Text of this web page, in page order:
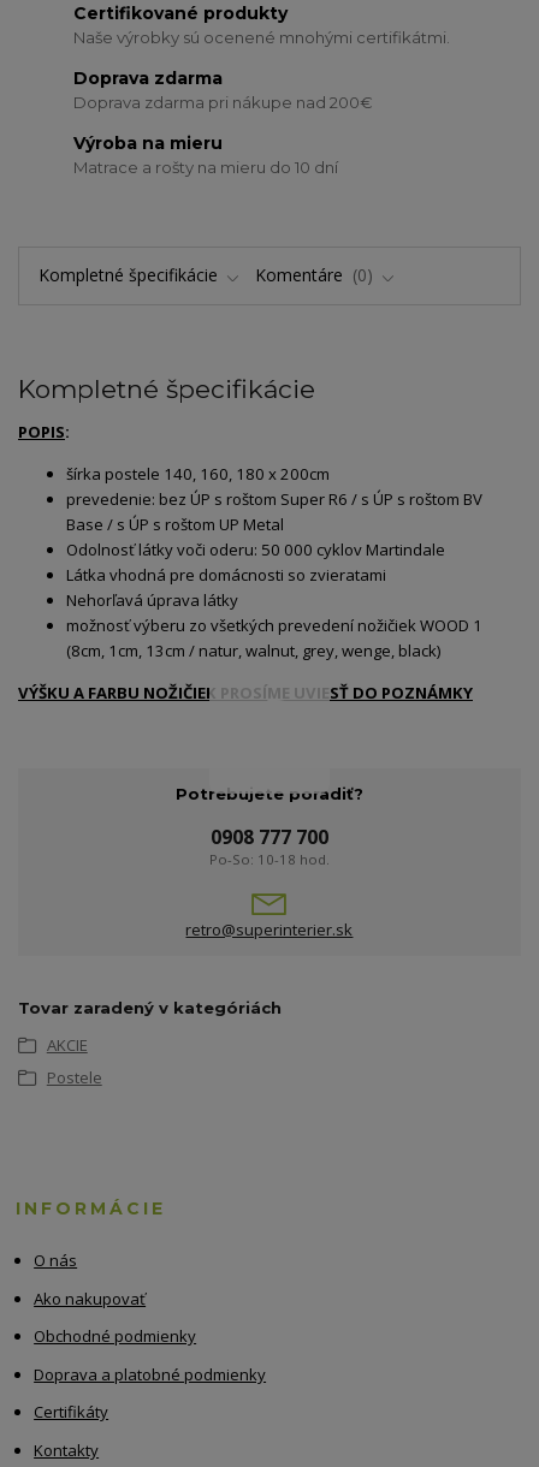
Certifikované produkty
Naše výrobky sú ocenené mnohými certifikátmi.
Doprava zdarma
Doprava zdarma pri nákupe nad 200€
Výroba na mieru
Matrace a rošty na mieru do 10 dní
Kompletné špecifikácie Komentáre 0
Kompletné špecifikácie
POPIS:
šírka postele 140, 160, 180 x 200cm
prevedenie: bez ÚP s roštom Super R6 / s ÚP s roštom BV
Base / s ÚP s roštom UP Metal
Odolnosť látky voči oderu: 50 000 cyklov Martindale
Látka vhodná pre domácnosti so zvieratami
Nehorľavá úprava látky
možnosť výberu zo všetkých prevedení nožičiek WOOD 1
(8cm, 1cm, 13cm / natur, walnut, grey, wenge, black)
VÝŠKU A FARBU NOŽIČIEK PROSÍME UVIESŤ DO POZNÁMKY
Potrebujete poradiť?
0908 777 700
Po-So: 10-18 hod.
retro@superinterier.sk
Tovar zaradený v kategóriách
AKCIE
Postele
INFORMÁCIE
O nás
Ako nakupovať
Obchodné podmienky
Doprava a platobné podmienky
Certifikáty
Kontakty